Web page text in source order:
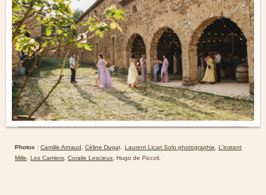
Photos : Camille Arnaud Céline Dugat, Laurent Licari Solo photographie
L'instant
Mille
Les Camiers Coralie Lescieux , Hugo de Piccoli.